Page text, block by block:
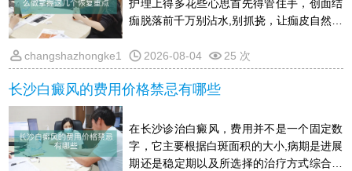
护理上得多花些心思首先得管住手，创面结
痂脱落前千万别沾水,别抓挠，让痂皮自然掉
到位，撑伞,戴帽子,穿长袖，新生的皮肤暴
晒后容易前功尽弃吃东西上，适当多吃点黑
芝麻,黑豆这类含黑色素的食物，少吃柠檬,
忌口一阵子情绪别大起大落，心里放宽松
些，晚上早点睡，别熬夜另外，哪怕白斑看
着变淡了，也要按医生嘱咐的时间回院复
changshazhongke1 2026-08-04 25 次
长沙白癜风的费用价格禁忌有哪些
在长沙诊治白癜风，费用并不是一个固定数
字，它主要根据白斑面积的大小,病期是进展
期还是稳定期以及所选择的治疗方式综合来